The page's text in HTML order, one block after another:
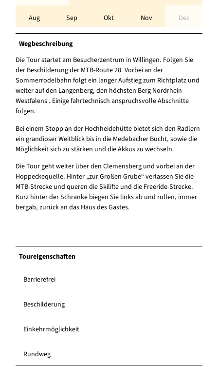
Aug Sep Okt Nov Dez
Wegbeschreibung
Die Tour startet am Besucherzentrum in Willingen. Folgen Sie
der Beschilderung der MTB-Route 28. Vorbei an der
Sommerrodelbahn folgt ein langer Aufstieg zum Richtplatz und
weiter auf den Langenberg, den höchsten Berg Nordrhein-
Westfalens . Einige fahrtechnisch anspruchsvolle Abschnitte
folgen.
Bei einem Stopp an der Hochheidehütte bietet sich den Radlern
ein grandioser Weitblick bis in die Medebacher Bucht, sowie die
Möglichkeit sich zu stärken und die Akkus zu wechseln.
Die Tour geht weiter über den Clemensberg und vorbei an der
Hoppeckequelle. Hinter „zur Großen Grube“ verlassen Sie die
MTB-Strecke und queren die Skilifte und die Freeride-Strecke.
Kurz hinter der Schranke biegen Sie links ab und rollen, immer
bergab, zurück an das Haus des Gastes.
Toureigenschaften
Barrierefrei
Beschilderung
Einkehrmöglichkeit
Rundweg